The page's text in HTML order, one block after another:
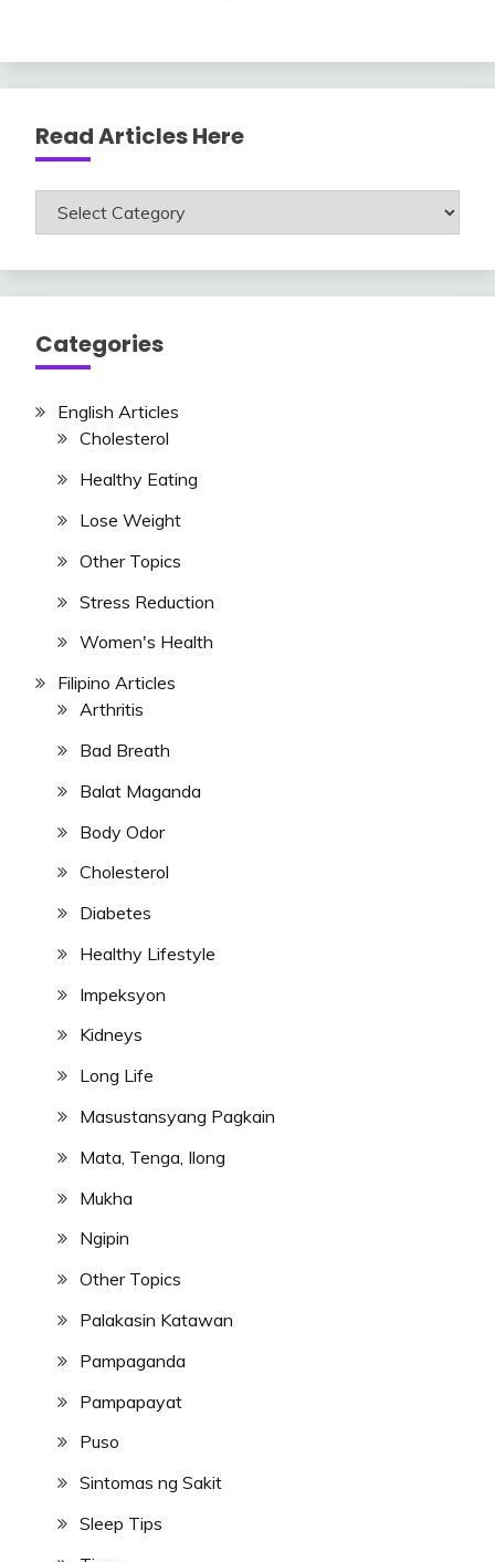
Read Articles Here
Read
Articles
Categories
English Articles
Cholesterol
Healthy Eating
Lose Weight
Other Topics
Stress Reduction
Women's Health
Filipino Articles
Arthritis
Bad Breath
Balat Maganda
Body Odor
Cholesterol
Diabetes
Healthy Lifestyle
Impeksyon
Kidneys
Long Life
Masustansyang Pagkain
Mata, Tenga, Ilong
Mukha
Ngipin
Other Topics
Palakasin Katawan
Pampaganda
Pampapayat
Puso
Sintomas ng Sakit
Sleep Tips